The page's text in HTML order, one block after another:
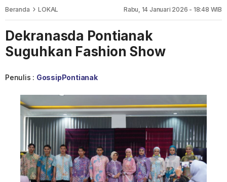
Beranda LOKAL Rabu, 14 Januari 2026 - 18:48 WIB
Dekranasda Pontianak
Suguhkan Fashion Show
Penulis : GossipPontianak